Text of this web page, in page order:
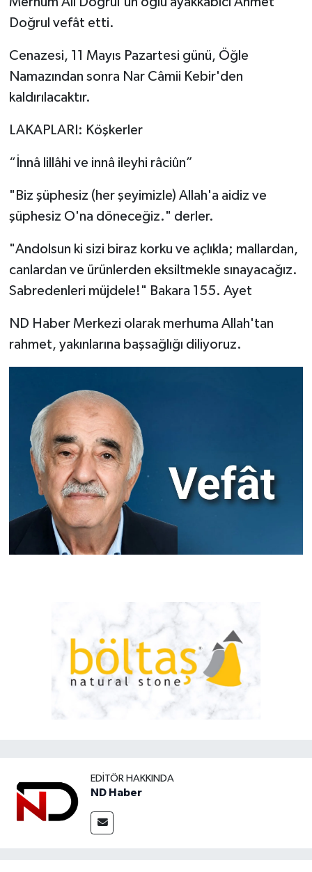
Doğrul vefât etti.
Cenazesi, 11 Mayıs Pazartesi günü, Öğle
Namazından sonra Nar Câmii Kebir'den
kaldırılacaktır.
LAKAPLARI: Köşkerler
“İnnâ lillâhi ve innâ ileyhi râciûn”
"Biz şüphesiz (her şeyimizle) Allah'a aidiz ve
şüphesiz O'na döneceğiz." derler.
"Andolsun ki sizi biraz korku ve açlıkla; mallardan,
canlardan ve ürünlerden eksiltmekle sınayacağız.
Sabredenleri müjdele!" Bakara 155. Ayet
ND Haber Merkezi olarak merhuma Allah'tan
rahmet, yakınlarına başsağlığı diliyoruz.
EDITÖR HAKKINDA
ND Haber